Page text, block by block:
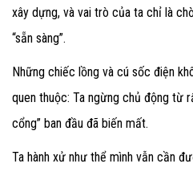
xây dựng, và vai trò của ta chỉ là
“sẵn sàng”.
Những chiếc lồng và cú sốc điện
quen thuộc: Ta ngừng chủ động từ
cổng” ban đầu đã biến mất.
Ta hành xử như thể mình vẫn cần